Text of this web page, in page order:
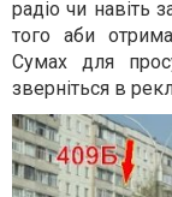
радіо чи навіть
того аби
Сумах для
зверніться в